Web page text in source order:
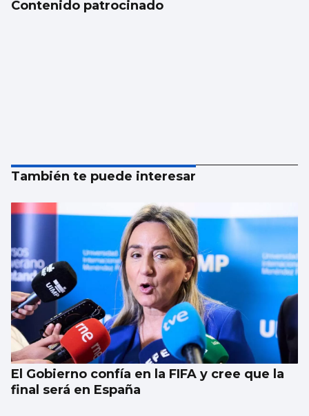
Contenido patrocinado
También te puede interesar
El Gobierno confía en la FIFA y cree que la
final será en España